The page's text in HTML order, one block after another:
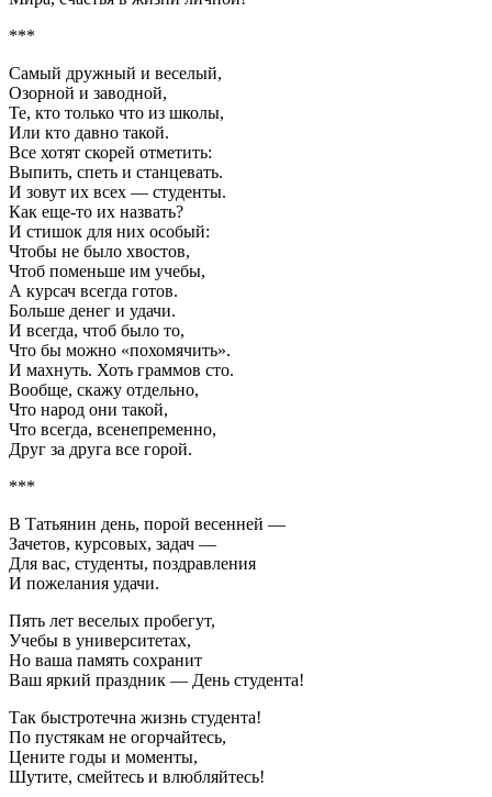
***
Самый дружный и веселый,
Озорной и заводной,
Те, кто только что из школы,
Или кто давно такой.
Все хотят скорей отметить:
Выпить, спеть и станцевать.
И зовут их всех — студенты.
Как еще-то их назвать?
И стишок для них особый:
Чтобы не было хвостов,
Чтоб поменьше им учебы,
А курсач всегда готов.
Больше денег и удачи.
И всегда, чтоб было то,
Что бы можно «похомячить».
И махнуть. Хоть граммов сто.
Вообще, скажу отдельно,
Что народ они такой,
Что всегда, всенепременно,
Друг за друга все горой.
***
В Татьянин день, порой весенней —
Зачетов, курсовых, задач —
Для вас, студенты, поздравления
И пожелания удачи.
Пять лет веселых пробегут,
Учебы в университетах,
Но ваша память сохранит
Ваш яркий праздник — День студента!
Так быстротечна жизнь студента!
По пустякам не огорчайтесь,
Цените годы и моменты,
Шутите, смейтесь и влюбляйтесь!